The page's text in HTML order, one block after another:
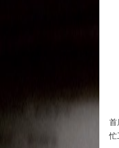
首
忙